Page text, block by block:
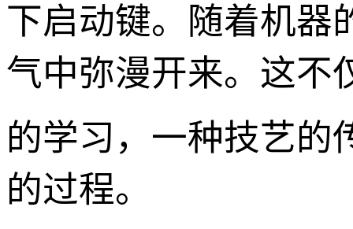
下启动键。随着机器
气中弥漫开来。这不
的学习，一种技艺的
的过程。